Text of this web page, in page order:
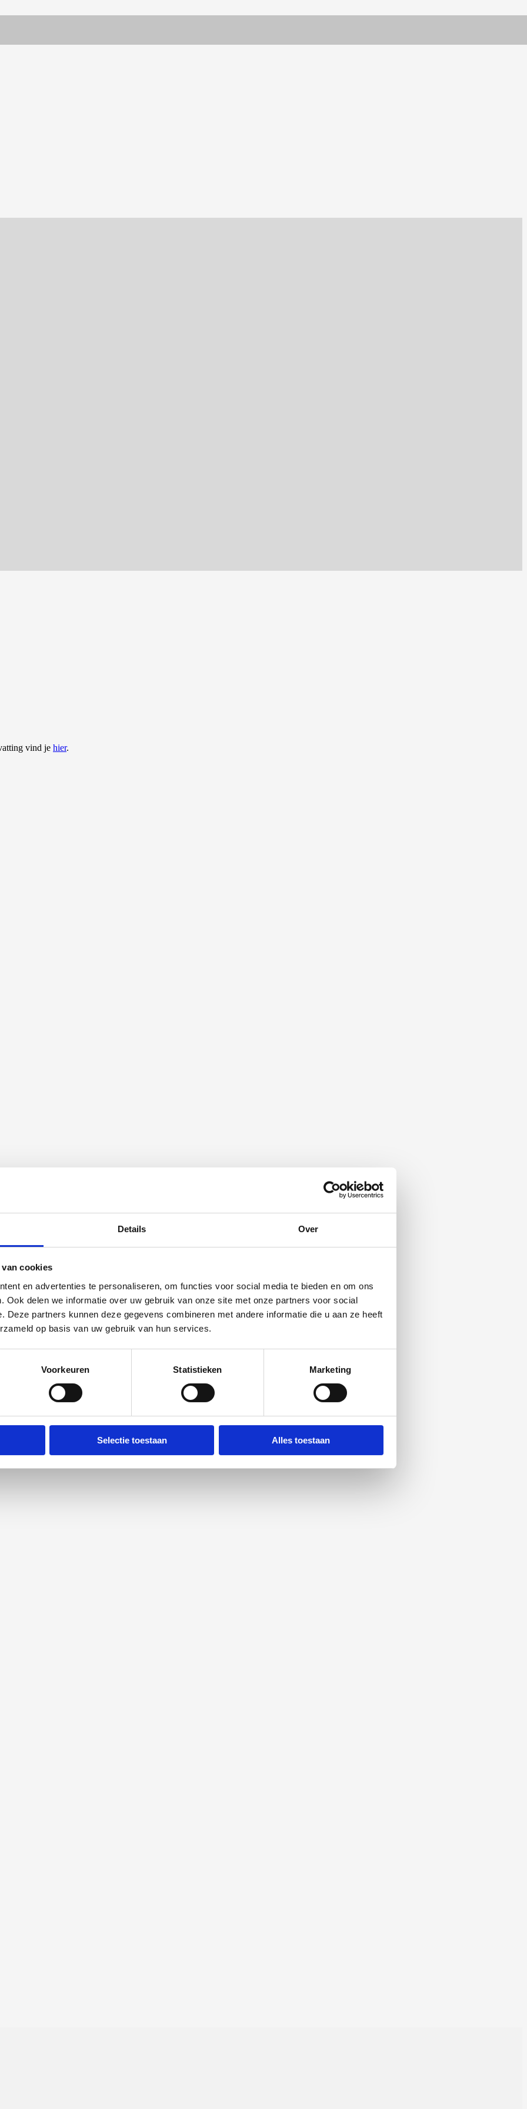
Details Over
cookies
en advertenties te personaliseren, om functies voor social media te bieden en om ons
Ook delen we informatie over uw gebruik van onze site met onze partners voor social
Deze partners kunnen deze gegevens combineren met andere informatie die u aan ze heeft
op basis van uw gebruik van hun services.
Voorkeuren Statistieken Marketing
Selectie toestaan Alles toestaan
vind je hier.